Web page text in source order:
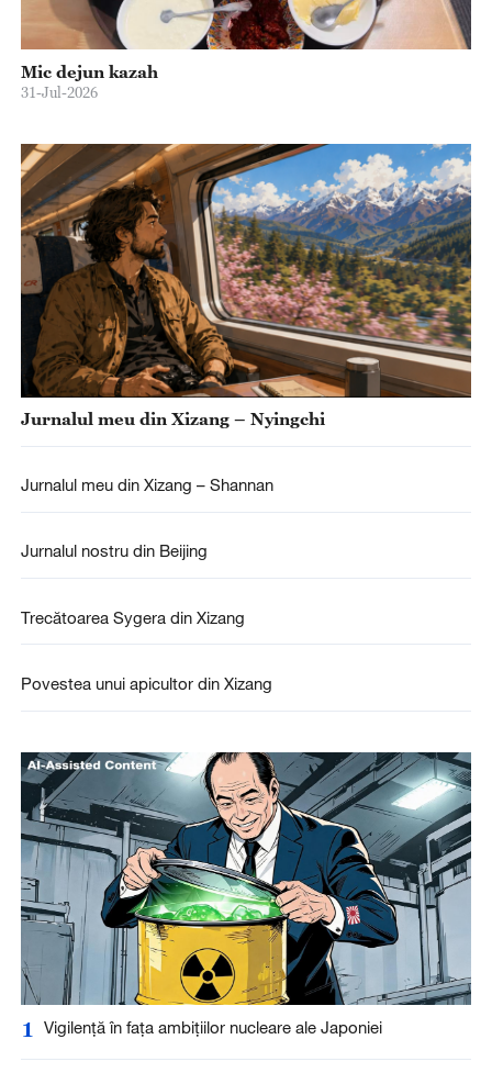
Mic dejun kazah
31-Jul-2026
Jurnalul meu din Xizang – Nyingchi
Jurnalul meu din Xizang – Shannan
Jurnalul nostru din Beijing
Trecătoarea Sygera din Xizang
Povestea unui apicultor din Xizang
1 Vigilență în fața ambițiilor nucleare ale Japoniei